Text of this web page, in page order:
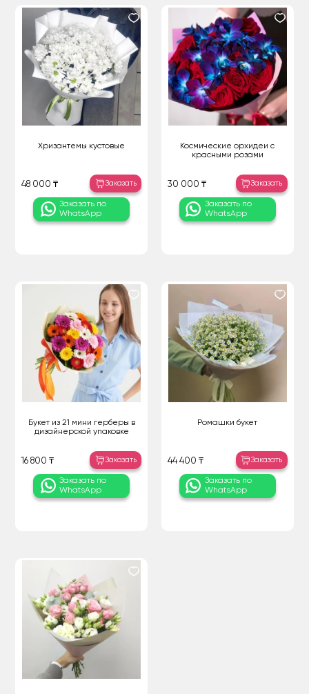
Хризантемы кустовые
48 000 ₸ Заказать
Заказать по
WhatsApp
Космические орхидеи с
красными розами
30 000 ₸ Заказать
Заказать по
WhatsApp
Букет из 21 мини герберы в
дизайнерской упаковке
16 800 ₸ Заказать
Заказать по
WhatsApp
Ромашки букет
44 400 ₸ Заказать
Заказать по
WhatsApp